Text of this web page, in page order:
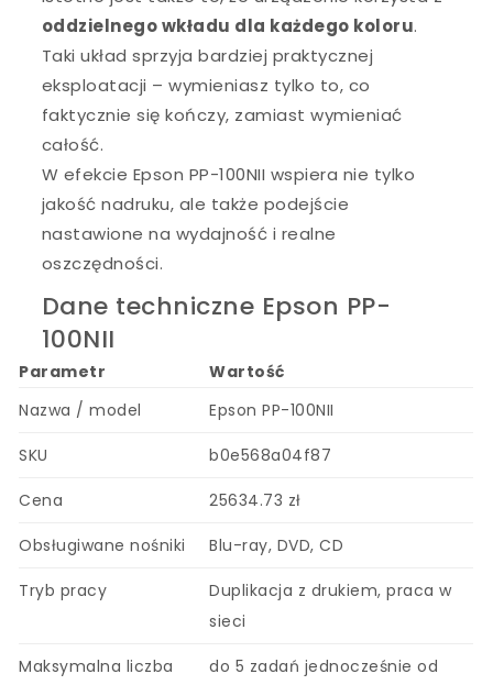
oddzielnego wkładu dla każdego koloru.
Taki układ sprzyja bardziej praktycznej
eksploatacji – wymieniasz tylko to, co
faktycznie się kończy, zamiast wymieniać
całość.
W efekcie Epson PP-100NII wspiera nie tylko
jakość nadruku, ale także podejście
nastawione na wydajność i realne
oszczędności.
Dane techniczne Epson PP-
100NII
Parametr
Wartość
Nazwa / model
Epson PP-100NII
SKU b0e568a04f87
Cena 25634.73 zł
Obsługiwane nośniki Blu-ray, DVD, CD
Tryb pracy
Duplikacja z drukiem, praca w
sieci
Maksymalna liczba
do 5 zadań jednocześnie od